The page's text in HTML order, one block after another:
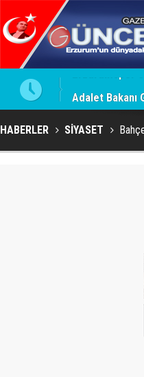
HABERLER SİYASET